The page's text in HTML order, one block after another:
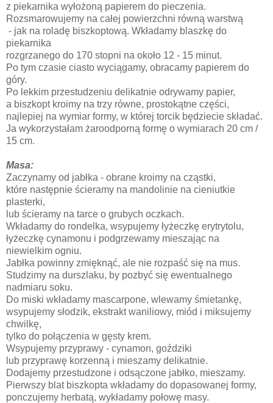
z piekarnika wyłożoną papierem do pieczenia.
Rozsmarowujemy na całej powierzchni równą warstwą
- jak na roladę biszkoptową. Wkładamy blaszkę do
piekarnika
rozgrzanego do 170 stopni na około 12 - 15 minut.
Po tym czasie ciasto wyciągamy, obracamy papierem do
góry.
Po lekkim przestudzeniu delikatnie odrywamy papier,
a biszkopt kroimy na trzy równe, prostokątne części,
najlepiej na wymiar formy, w której torcik będziecie składać.
Ja wykorzystałam żaroodporną formę o wymiarach 20 cm /
15 cm.
Masa:
Zaczynamy od jabłka - obrane kroimy na cząstki,
które następnie ścieramy na mandolinie na cieniutkie
plasterki,
lub ścieramy na tarce o grubych oczkach.
Wkładamy do rondelka, wsypujemy łyżeczkę erytrytolu,
łyżeczkę cynamonu i podgrzewamy mieszając na
niewielkim ogniu.
Jabłka powinny zmięknąć, ale nie rozpaść się na mus.
Studzimy na durszlaku, by pozbyć się ewentualnego
nadmiaru soku.
Do miski wkładamy mascarpone, wlewamy śmietankę,
wsypujemy słodzik, ekstrakt waniliowy, miód i miksujemy
chwilkę,
tylko do połączenia w gęsty krem.
Wsypujemy przyprawy - cynamon, goździki
lub przyprawę korzenną i mieszamy delikatnie.
Dodajemy przestudzone i odsączone jabłko, mieszamy.
Pierwszy blat biszkopta wkładamy do dopasowanej formy,
ponczujemy herbatą, wykładamy połowę masy.